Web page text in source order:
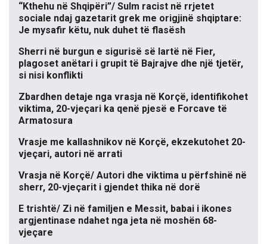
“Kthehu në Shqipëri”/ Sulm racist në rrjetet
sociale ndaj gazetarit grek me origjinë shqiptare:
Je mysafir këtu, nuk duhet të flasësh
Sherri në burgun e sigurisë së lartë në Fier,
plagoset anëtari i grupit të Bajrajve dhe një tjetër,
si nisi konflikti
Zbardhen detaje nga vrasja në Korçë, identifikohet
viktima, 20-vjeçari ka qenë pjesë e Forcave të
Armatosura
Vrasje me kallashnikov në Korçë, ekzekutohet 20-
vjeçari, autori në arrati
Vrasja në Korçë/ Autori dhe viktima u përfshinë në
sherr, 20-vjeçarit i gjendet thika në dorë
E trishtë/ Zi në familjen e Messit, babai i ikones
argjentinase ndahet nga jeta në moshën 68-
vjeçare